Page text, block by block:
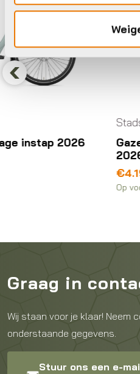
Previous
Gazelle Ultimate
Graag in
Wij staan voor je klaar! Neem
onderstaande gegevens.
Stuur ons een e-